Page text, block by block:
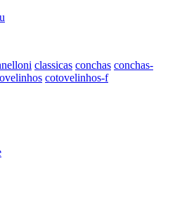
classicas conchas conchas-
cotovelinhos-f